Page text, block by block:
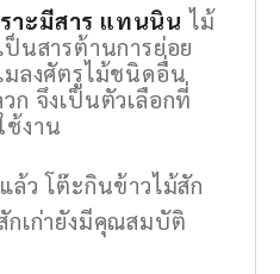
าะมีสาร แทนนิน ไม้
นสารต้านการย่อย
มลงศัตรูไม้ชนิดอื่น
ก จึงเป็นตัวเลือกที่
ช้งาน
ว โต๊ะกินข้าวไม้สัก
กเก่ายังมีคุณสมบัติ